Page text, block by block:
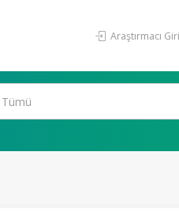
Araştırmacı